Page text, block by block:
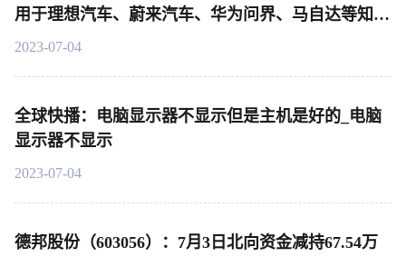
用于理想汽车、蔚来汽车、华为问界、马自达等知名
品牌的中高端车型-每日观点
2023-07-04
全球快播：电脑显示器不显示但是主机是好的_电脑
显示器不显示
2023-07-04
德邦股份（603056）：7月3日北向资金减持67.54万